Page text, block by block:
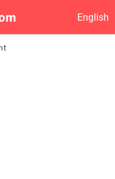
English